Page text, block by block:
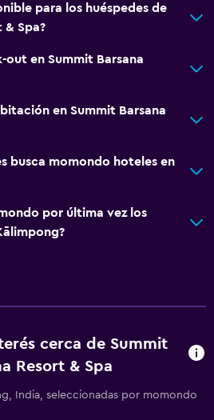
para los huéspedes de
& Spa?
out en Summit Barsana
en Summit Barsana
busca momondo hoteles en
por última vez los
cerca de Summit
Resort & Spa
India, seleccionadas por momondo